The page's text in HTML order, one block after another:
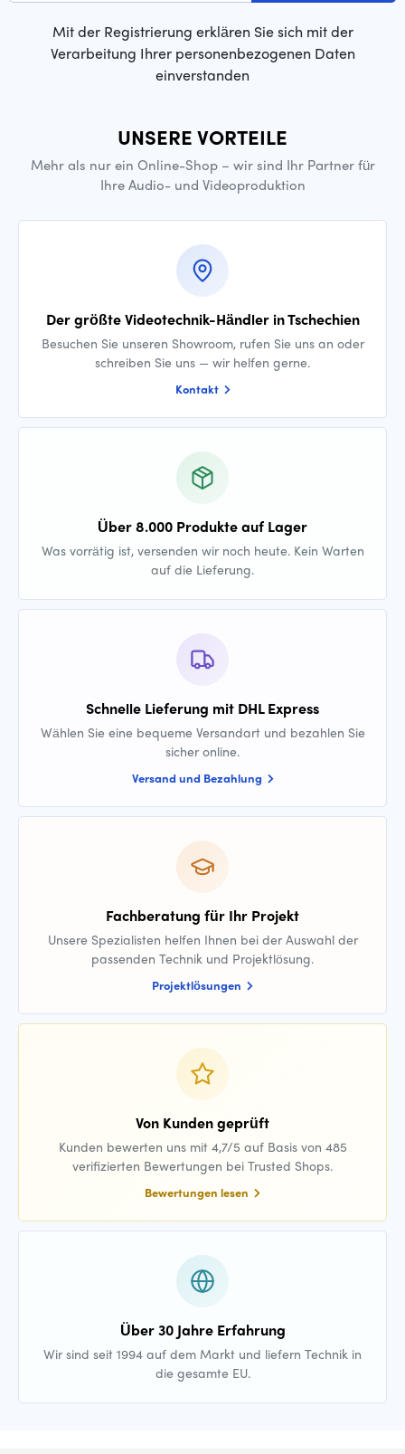
Mit der Registrierung erklären Sie sich mit der
Verarbeitung Ihrer personenbezogenen Daten
einverstanden
UNSERE VORTEILE
Mehr als nur ein Online-Shop – wir sind Ihr Partner für
Ihre Audio- und Videoproduktion
Der größte Videotechnik-Händler in Tschechien
Besuchen Sie unseren Showroom, rufen Sie uns an oder
schreiben Sie uns — wir helfen gerne.
Kontakt
Über 8.000 Produkte auf Lager
Was vorrätig ist, versenden wir noch heute. Kein Warten
auf die Lieferung.
Schnelle Lieferung mit DHL Express
Wählen Sie eine bequeme Versandart und bezahlen Sie
sicher online.
Versand und Bezahlung
Fachberatung für Ihr Projekt
Unsere Spezialisten helfen Ihnen bei der Auswahl der
passenden Technik und Projektlösung.
Projektlösungen
Von Kunden geprüft
Kunden bewerten uns mit 4,7/5 auf Basis von 485
verifizierten Bewertungen bei Trusted Shops.
Bewertungen lesen
Über 30 Jahre Erfahrung
Wir sind seit 1994 auf dem Markt und liefern Technik in
die gesamte EU.